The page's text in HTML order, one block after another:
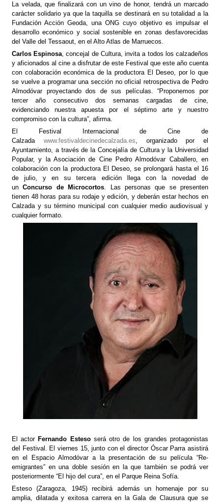
La velada, que finalizará con un vino de honor, tendrá un marcado
carácter solidario ya que la taquilla se destinará en su totalidad a la
Fundación Acción Geoda, una ONG cuyo objetivo es impulsar el
desarrollo económico y social sostenible en zonas desfavorecidas
del Valle del Tessaout, en el Alto Atlas de Marruecos.
Carlos Espinosa, concejal de Cultura, invita a todos los calzadeños
y aficionados al cine a disfrutar de este Festival que este año cuenta
con colaboración económica de la productora El Deseo, por lo que
se vuelve a programar una sección no oficial retrospectiva de Pedro
Almodóvar proyectando dos de sus películas. “Proponemos por
tercer año consecutivo dos semanas cargadas de cine,
evidenciando nuestra apuesta por el séptimo arte y nuestro
compromiso con la cultura”, afirma.
El Festival Internacional de Cine de
Calzada www.festivaldecinedecalzada.es, organizado por el
Ayuntamiento, a través de la Concejalía de Cultura y la Universidad
Popular, y la Asociación de Cine Pedro Almodóvar Caballero, en
colaboración con la productora El Deseo, se prolongará hasta el 16
de julio, y en su tercera edición llega con la novedad de
unConcurso de Microcortos. Las personas que se presenten
tienen 48 horas para su rodaje y edición, y deberán estar hechos en
Calzada y su término municipal con cualquier medio audiovisual y
cualquier formato.
El actor Fernando Estesoserá otro de los grandes protagonistas
del Festival. El viernes 15, junto con el director Óscar Parra asistirá
en el Espacio Almodóvar a la presentación de su película “Re-
emigrantes” en una doble sesión en la que también se podrá ver
posteriormente “El hijo del cura”, en el Parque Reina Sofía.
Esteso (Zaragoza, 1945) recibirá además un homenaje por su
amplia, dilatada y exitosa carrera en la Gala de Clausura que se